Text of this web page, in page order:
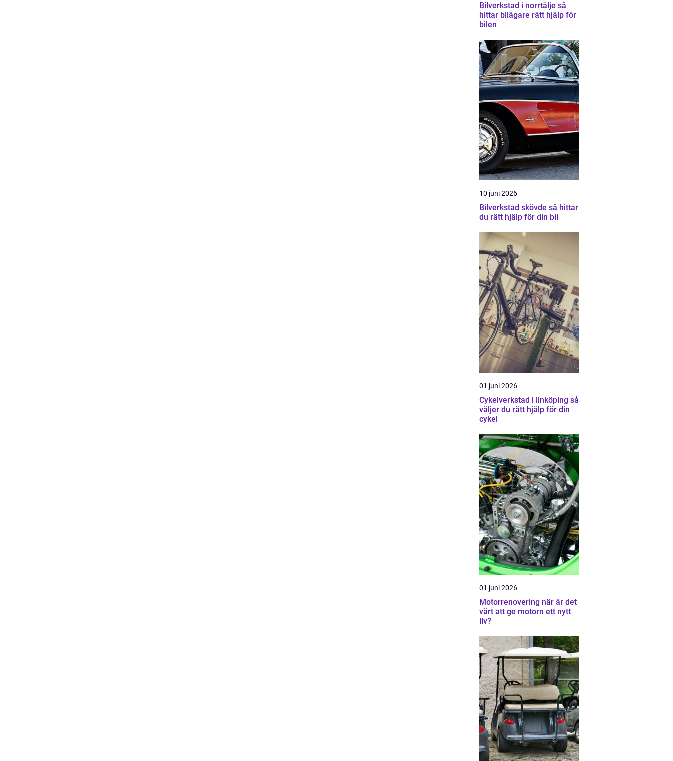
Bilverkstad i norrtälje så
hittar bilägare rätt hjälp för
bilen
10 juni 2026
Bilverkstad skövde så hittar
du rätt hjälp för din bil
01 juni 2026
Cykelverkstad i linköping så
väljer du rätt hjälp för din
cykel
01 juni 2026
Motorrenovering när är det
värt att ge motorn ett nytt
liv?